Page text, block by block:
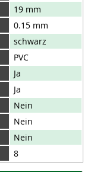
19 mm
0.15 mm
schwarz
PVC
Ja
Ja
Nein
Nein
Nein
8